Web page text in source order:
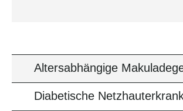
Altersabhängige
Diabetische